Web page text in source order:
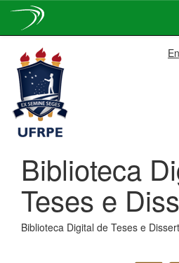
navigation
Biblioteca
Teses e
Biblioteca Digital de Teses e